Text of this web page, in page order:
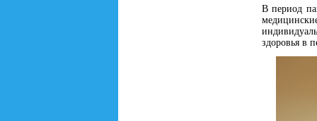
В период
здоровья в